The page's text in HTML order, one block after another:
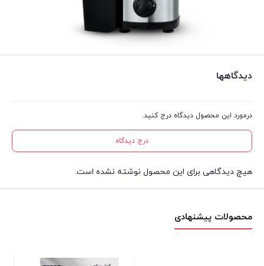
دیدگاهها
درمورد این محصول دیدگاه درج کنید.
درج دیدگاه
هیچ دیدگاهی برای این محصول نوشته نشده است.
محصولات پیشنهادی